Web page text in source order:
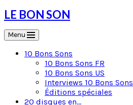
Skip
to
content
LE BON SON
Menu
10 Bons Sons
10 Bons Sons FR
10 Bons Sons US
Interviews 10 Bons Sons
Éditions spéciales
20 disques en…